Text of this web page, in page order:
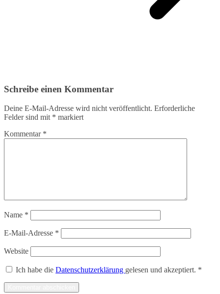
Schreibe einen Kommentar
Deine E-Mail-Adresse wird nicht veröffentlicht. Erforderliche
Felder sind mit * markiert
Kommentar *
Name *
E-Mail-Adresse *
Website
Ich habe die Datenschutzerklärung gelesen und akzeptiert. *